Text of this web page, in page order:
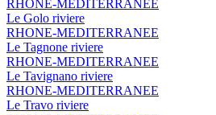
RHONE-MEDITERRANEE
Le Golo riviere
RHONE-MEDITERRANEE
Le Tagnone riviere
RHONE-MEDITERRANEE
Le Tavignano riviere
RHONE-MEDITERRANEE
Le Travo riviere